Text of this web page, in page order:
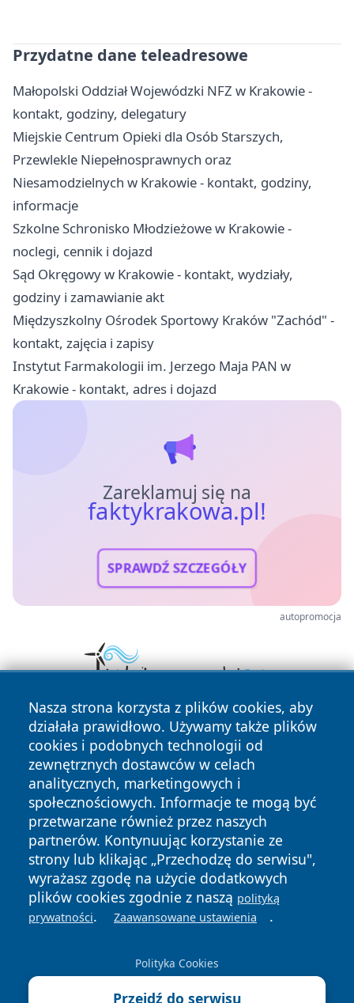
Przydatne dane teleadresowe
Małopolski Oddział Wojewódzki NFZ w Krakowie -
kontakt, godziny, delegatury
Miejskie Centrum Opieki dla Osób Starszych,
Przewlekle Niepełnosprawnych oraz
Niesamodzielnych w Krakowie - kontakt, godziny,
informacje
Szkolne Schronisko Młodzieżowe w Krakowie -
noclegi, cennik i dojazd
Sąd Okręgowy w Krakowie - kontakt, wydziały,
godziny i zamawianie akt
Międzyszkolny Ośrodek Sportowy Kraków "Zachód" -
kontakt, zajęcia i zapisy
Instytut Farmakologii im. Jerzego Maja PAN w
Krakowie - kontakt, adres i dojazd
Zareklamuj się na
faktykrakowa.pl!
SPRAWDŹ SZCZEGÓŁY
autopromocja
Nasza strona korzysta z plików cookies, aby
działała prawidłowo. Używamy także plików
cookies i podobnych technologii od
zewnętrznych dostawców w celach
analitycznych, marketingowych i
społecznościowych. Informacje te mogą być
przetwarzane również przez naszych
partnerów. Kontynuując korzystanie ze
strony lub klikając „Przechodzę do serwisu",
wyrażasz zgodę na użycie dodatkowych
plików cookies zgodnie z naszą polityką
prywatności. Zaawansowane ustawienia .
Polityka Cookies
Przejdź do serwisu
Copyright © 2026 faktykrakowa.pl Wszystkie prawa
zastrzeżone.
News Autorzy
Polityka
Prywatności
Polityka
Cookies